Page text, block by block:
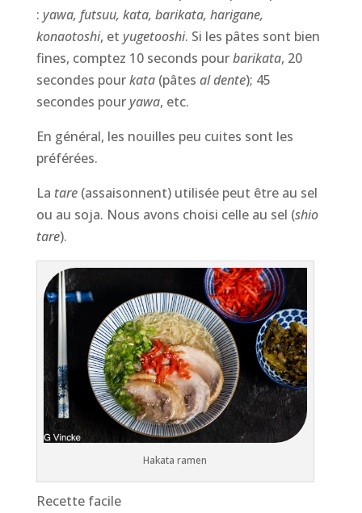
: yawa, futsuu, kata, barikata, harigane,
konaotoshi, et yugetooshi. Si les pâtes sont bien
fines, comptez 10 seconds pourbarikata, 20
secondes pourkata(pâtes al dente); 45
secondes pour yawa, etc.
En général, les nouilles peu cuites sont les
préférées.
La tare(assaisonnent) utilisée peut être au sel
ou au soja. Nous avons choisi celle au sel (shio
tare).
Hakata ramen
Recette facile